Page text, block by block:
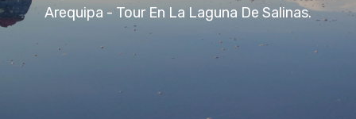
Arequipa - Tour En La Laguna De Salinas.